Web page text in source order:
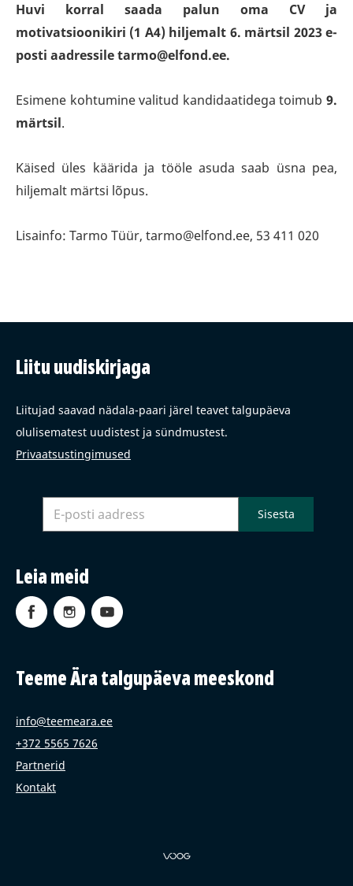
Huvi korral saada palun oma CV ja
motivatsioonikiri (1 A4) hiljemalt 6. märtsil 2023 e-
posti aadressile tarmo@elfond.ee.
Esimene kohtumine valitud kandidaatidega toimub 9.
märtsil.
Käised üles käärida ja tööle asuda saab üsna pea,
hiljemalt märtsi lõpus.
Lisainfo: Tarmo Tüür, tarmo@elfond.ee, 53 411 020
Liitu uudiskirjaga
Liitujad saavad nädala-paari järel teavet talgupäeva
olulisematest uudistest ja sündmustest.
Privaatsustingimused
Leia meid
Teeme Ära talgupäeva meeskond
info@teemeara.ee
+372 5565 7626
Partnerid
Kontakt